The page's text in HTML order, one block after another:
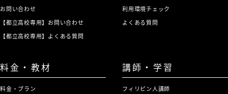
お問い合わせ
【都立高校専用】お問い合わせ
【都立高校専用】よくある質問
利用環境チェック
よくある質問
料金・教材
料金・プラン
講師・学習
フィリピン人講師